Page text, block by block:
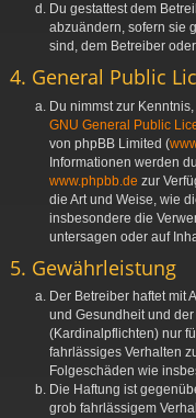
Du gestattest dem
abzuändern, sofern sie
sind, dem Betreiber
4. General Public
Du nimmst zur
GNU General Public
von phpBB Limited (
Informationen werden
www.phpbb.de zur
die Art und Weise, wie
insbesondere die
untersagen oder auf
5. Gewährleistung
Der Betreiber haftet mit
und Gesundheit und
(Kardinalpflichten) nur
fahrlässiges Verhalten
Folgeschäden wie
Die Haftung ist
grob fahrlässigem